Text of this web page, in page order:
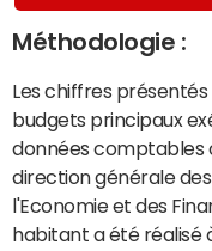
Méthodologie :
Les chiffres
budgets principaux
données comptables
direction générale
l'Economie et des
habitant a été réalisé